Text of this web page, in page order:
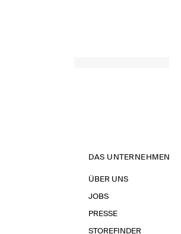
DAS UNTERNEHMEN
ÜBER UNS
JOBS
PRESSE
STOREFINDER